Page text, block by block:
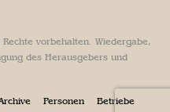
vorbehalten. Wiedergabe,
des Herausgebers und
Personen
Betriebe